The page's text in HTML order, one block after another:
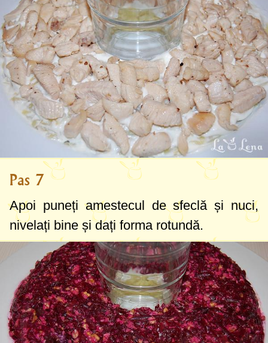
Pas 7
Apoi puneți amestecul de sfeclă și nuci,
nivelați bine și dați forma rotundă.